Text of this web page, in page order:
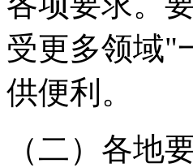
受更多领域"
供便利。
（二）各地